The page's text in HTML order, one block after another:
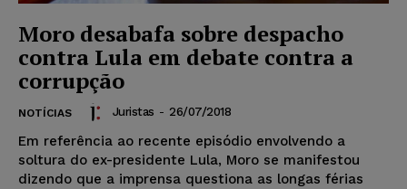
Moro desabafa sobre despacho
contra Lula em debate contra a
corrupção
NOTÍCIAS Juristas - 26/07/2018
Em referência ao recente episódio envolvendo a
soltura do ex-presidente Lula, Moro se manifestou
dizendo que a imprensa questiona as longas férias